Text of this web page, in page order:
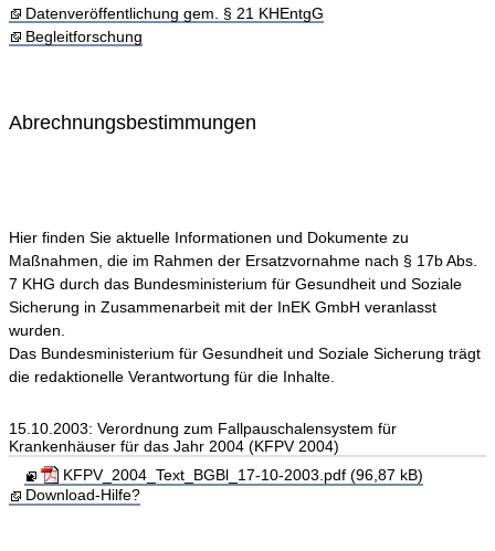
Datenveröffentlichung gem. § 21 KHEntgG
Begleitforschung
Abrechnungsbestimmungen
Hier finden Sie aktuelle Informationen und Dokumente zu
Maßnahmen, die im Rahmen der Ersatzvornahme nach § 17b Abs.
7 KHG durch das Bundesministerium für Gesundheit und Soziale
Sicherung in Zusammenarbeit mit der InEK GmbH veranlasst
wurden.
Das Bundesministerium für Gesundheit und Soziale Sicherung trägt
die redaktionelle Verantwortung für die Inhalte.
15.10.2003: Verordnung zum Fallpauschalensystem für
Krankenhäuser für das Jahr 2004 (KFPV 2004)
KFPV_2004_Text_BGBl_17-10-2003.pdf (96,87 kB)
Download-Hilfe?